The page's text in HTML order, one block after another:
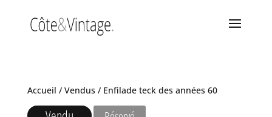
Accueil / Vendus/ Enfilade teck des années 60